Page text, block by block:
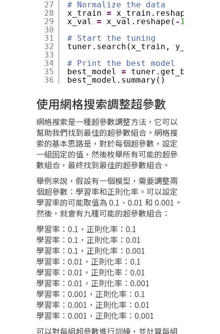
27
28
29
30
31
32
33
34
35
36
# Normalize the data
x_train = x_train.reshape(
x_val = x_val.reshape( - 1
# Start the tuning
tuner.search(x_train, y_train,
# Print the best model
best_model =
best_model.summary()
使用網格搜索調整超參數
網格搜索是一種超參數調整方法，它可以
幫助我們找到最佳的超參數組合。網格搜
索的基本思路是，對於每個超參數，設定
一組固定的值，然後枚舉所有可能的超參
數組合，最終找到最佳的超參數組合。
舉例來說，假設有一個模型，需要調整兩
個超參數：學習率和正則化率。可以設定
學習率的可能取值為 0.1、0.01 和 0.001。
然後，就會有九種可能的超參數組合：
學習率：0.1，正則化率：0.1
學習率：0.1，正則化率：0.01
學習率：0.1，正則化率：0.001
學習率：0.01，正則化率：0.1
學習率：0.01，正則化率：0.01
學習率：0.01，正則化率：0.001
學習率：0.001，正則化率：0.1
學習率：0.001，正則化率：0.01
學習率：0.001，正則化率：0.001
可以對每組超參數進行訓練，並計算每組